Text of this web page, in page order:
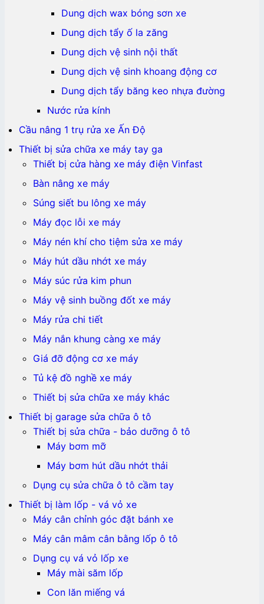
Dung dịch wax bóng sơn xe
Dung dịch tẩy ố la zăng
Dung dịch vệ sinh nội thất
Dung dịch vệ sinh khoang động cơ
Dung dịch tẩy băng keo nhựa đường
Nước rửa kính
Cầu nâng 1 trụ rửa xe Ấn Độ
Thiết bị sửa chữa xe máy tay ga
Thiết bị cửa hàng xe máy điện Vinfast
Bàn nâng xe máy
Súng siết bu lông xe máy
Máy đọc lỗi xe máy
Máy nén khí cho tiệm sửa xe máy
Máy hút dầu nhớt xe máy
Máy súc rửa kim phun
Máy vệ sinh buồng đốt xe máy
Máy rửa chi tiết
Máy nắn khung càng xe máy
Giá đỡ động cơ xe máy
Tủ kệ đồ nghề xe máy
Thiết bị sửa chữa xe máy khác
Thiết bị garage sửa chữa ô tô
Thiết bị sửa chữa - bảo dưỡng ô tô
Máy bơm mỡ
Máy bơm hút dầu nhớt thải
Dụng cụ sửa chữa ô tô cầm tay
Thiết bị làm lốp - vá vỏ xe
Máy cân chỉnh góc đặt bánh xe
Máy cân mâm cân bằng lốp ô tô
Dụng cụ vá vỏ lốp xe
Máy mài săm lốp
Con lăn miếng vá